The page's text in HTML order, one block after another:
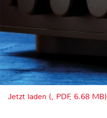
Jetzt laden (, PDF, 6.68 MB)